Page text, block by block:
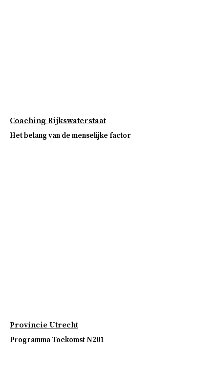
Coaching Rijkswaterstaat
Het belang van de menselijke factor
Provincie Utrecht
Programma Toekomst N201